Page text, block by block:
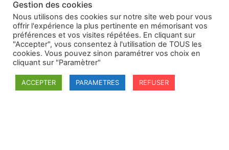
Gestion des cookies
Nous utilisons des cookies sur notre site web pour vous
offrir l'expérience la plus pertinente en mémorisant vos
préférences et vos visites répétées. En cliquant sur
"Accepter", vous consentez à l'utilisation de TOUS les
cookies. Vous pouvez sinon paramétrer vos choix en
cliquant sur "Paramètrer"
ACCEPTER PARAMETRES REFUSER